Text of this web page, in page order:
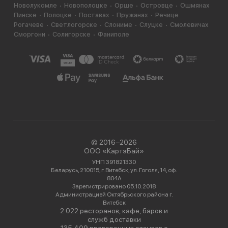
Новолукомле
Новополоцке Орше Островце
Ошмянах
Пинске
Полоцке Поставах Пружанах
Речице
Рогачеве
Светлогорске Слониме Слуцке
Смолевичах
Сморгони
Солигорске Фаниполе
© 2016−2026
ООО «КартэБай»
УНП 391821330
Беларусь, 210015, г. Витебск, ул. Гоголя, 14, оф.
804А
Зарегистрировано 05.10.2018
Администрацией Октябрьского района г.
Витебск
2 022 ресторанов, кафе, баров и
служб доставки